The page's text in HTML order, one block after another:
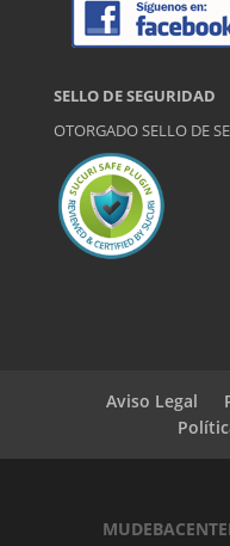
SELLO DE SEGURIDAD
OTORGADO SELLO DE
Aviso Legal